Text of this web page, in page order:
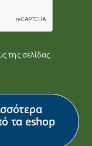
της σελίδας
τα eshop